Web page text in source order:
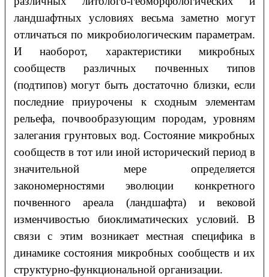
ландшафтных условиях весьма заметно могут
отличаться по микробиологическим параметрам.
И наоборот, характеристики микробных
сообществ различных почвенных типов
(подтипов) могут быть достаточно близки, если
последние приурочены к сходным элементам
рельефа, почвообразующим породам, уровням
залегания грунтовых вод. Состояние микробных
сообществ в тот или иной исторический период в
значительной мере определяется
закономерностями эволюции конкретного
почвенного ареала (ландшафта) и вековой
изменчивостью биоклиматических условий. В
связи с этим возникает местная специфика в
динамике состояния микробных сообществ и их
структурно-функциональной организации.